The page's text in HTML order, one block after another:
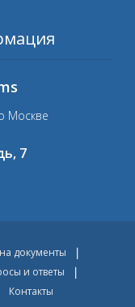
Москве
7
документы
и ответы
Контакты